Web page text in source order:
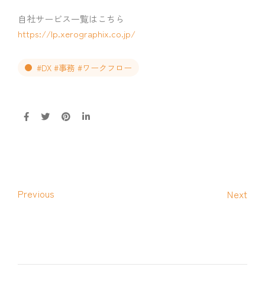
自社サービス一覧はこちら
https://lp.xerographix.co.jp/
#DX #事務 #ワークフロー
Previous Next